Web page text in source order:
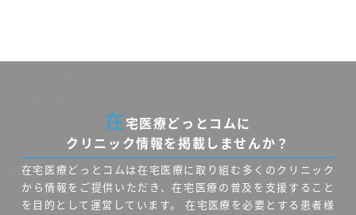
在宅医療どっとコムに
クリニック情報を掲載しませんか？
在宅医療どっとコムは在宅医療に取り組む多くのクリニック
から情報をご提供いただき、在宅医療の普及を支援すること
を目的として運営しています。在宅医療を必要とする患者様